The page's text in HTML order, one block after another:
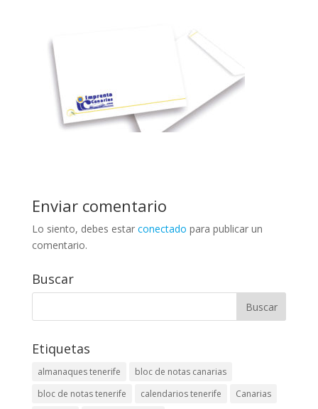
Enviar comentario
Lo siento, debes estar conectado para publicar un
comentario.
Buscar
Etiquetas
almanaques tenerife
bloc de notas canarias
bloc de notas tenerife
calendarios tenerife
Canarias